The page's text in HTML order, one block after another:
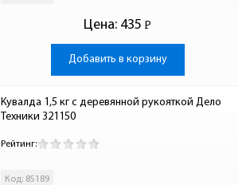
Цена: 435 Р
-
Добавить в корзину
Кувалда 1,5 кг с деревянной рукояткой Дело
Техники 321150
Рейтинг:
Код: 85189